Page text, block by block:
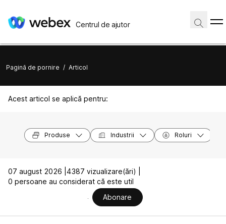
Centrul de ajutor
Pagină de pornire / Articol
Acest articol se aplică pentru:
Produse Industrii Roluri
07 august 2026 | 4387 vizualizare(ări) |
0 persoane au considerat că este util
Abonare